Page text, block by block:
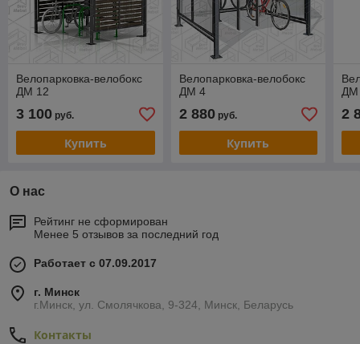
Велопарковка-велобокс
ДМ 12
3 100 руб.
Купить
Велопарковка-велобокс
ДМ 4
2 880руб.
Купить
ДМ
2
О нас
Рейтинг не сформирован
Менее 5 отзывов за последний год
Работает с 07.09.2017
г. Минск
г.Минск, ул. Смолячкова, 9-324, Минск, Беларусь
Контакты